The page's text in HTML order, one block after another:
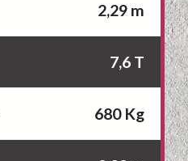
2,29 m
7,6 T
680 Kg